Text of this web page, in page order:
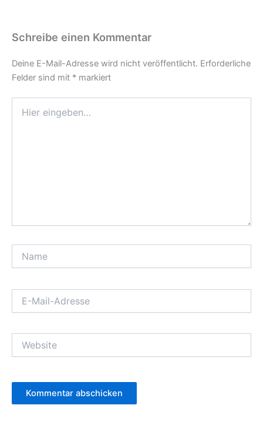
Schreibe einen Kommentar
Deine E-Mail-Adresse wird nicht veröffentlicht. Erforderliche
Felder sind mit * markiert
eingeben…
Mail-